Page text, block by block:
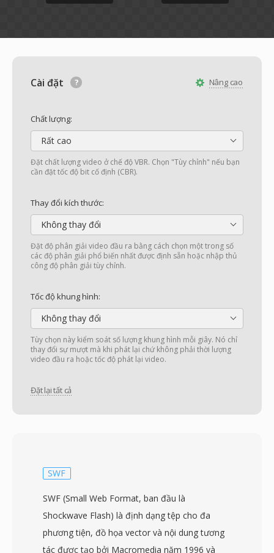
Nâng cao
Cài đặt
Chất lượng:
Rất cao
Đặt chất lượng video ở chế độ VBR. Chọn "Tùy chỉnh" nếu bạn
cần đặt tốc độ bit cố định (CBR).
Thay đổi kích thước:
Không thay đổi
Đặt độ phân giải video đầu ra bằng cách chọn một trong số
các độ phân giải phổ biến nhất được định sẵn hoặc nhập thủ
công độ phân giải tùy chỉnh.
Tốc độ khung hình:
Không thay đổi
Tùy chọn này kiểm soát số lượng khung hình mỗi giây. Nó chỉ
thay đổi sự mượt mà khi phát lại chứ không phải thời lượng
video đầu ra hoặc tốc độ phát lại video.
Đặt lại tất cả
SWF
SWF (Small Web Format, ban đầu là
Shockwave Flash) là định dạng tệp cho đa
phương tiện, đồ họa vector và nội dung tương
tác được tạo bởi Macromedia năm 1996 và